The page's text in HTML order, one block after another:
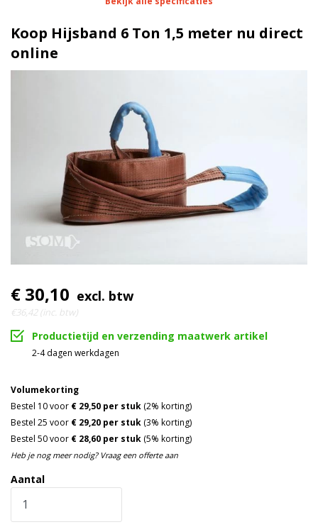
180 mm
Ratel 7|1
Koop Hijsband 6 Ton 1,5 meter nu direct
online
€ 30,10 excl. btw
€36,42 (inc. btw)
Productietijd en verzending maatwerk artikel
2-4 dagen werkdagen
Aantal
Volumekorting
Bestel 10 voor € 29,50 per stuk (2% korting)
Bestel 25 voor € 29,20 per stuk (3% korting)
Bestel 50 voor € 28,60 per stuk (5% korting)
Heb je nog meer nodig? Vraag een offerte aan